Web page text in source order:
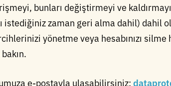
bunları değiştirmeyi ve
istediğiniz zaman geri alma dahil) dahil
yönetme veya hesabınızı
bakın.
e-postayla ulaşabilirsiniz: